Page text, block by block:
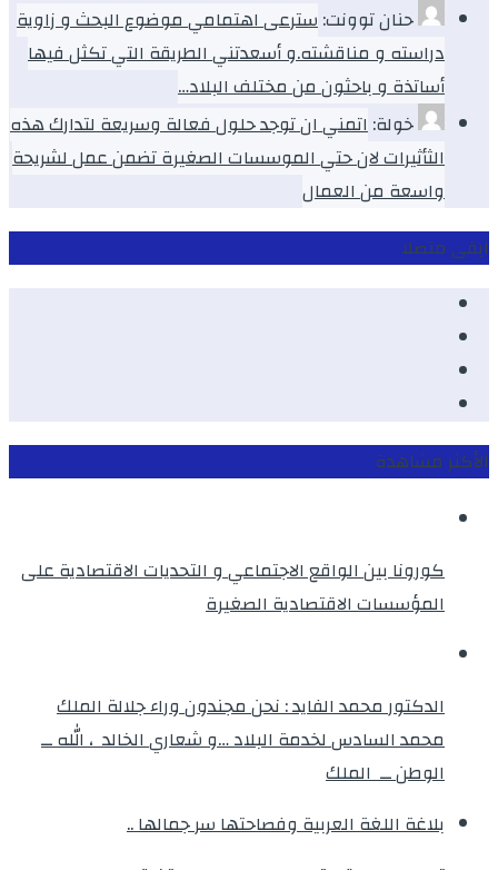
حنان توونت:سترعى اهتمامي موضوع البحث و زاوية
دراسته و مناقشته.و أسعدتني الطريقة التي تكثل فيها
أساتذة و باحثون من مختلف البلاد…
خولة:اتمني ان توجد حلول فعالة وسريعة لتدارك هذه
الثأثيرات لان حتي الموسسات الصغيرة تضمن عمل لشريحة
واسعة من العمال
ابقى متصلا
الأكثر مشاهدة
كورونا بين الواقع الاجتماعي و التحديات الاقتصادية على
المؤسسات الاقتصادية الصغيرة
الدكتور محمد الفايد : نحن مجندون وراء جلالة الملك
محمد السادس لخدمة البلاد …و شعاري الخالد ، الله ــ
الوطن ــ الملك
بلاغة اللغة العربية وفصاحتها سر جمالها ..